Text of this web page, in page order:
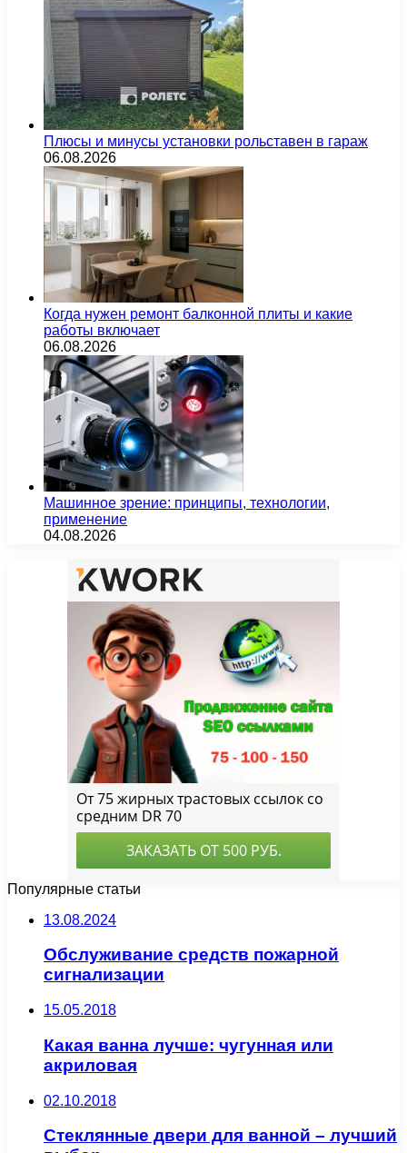
Плюсы и минусы установки рольставен в гараж
06.08.2026
Когда нужен ремонт балконной плиты и какие
работы включает
06.08.2026
Машинное зрение: принципы, технологии,
применение
04.08.2026
Популярные статьи
13.08.2024
Обслуживание средств пожарной
сигнализации
15.05.2018
Какая ванна лучше: чугунная или
акриловая
02.10.2018
Стеклянные двери для ванной – лучший